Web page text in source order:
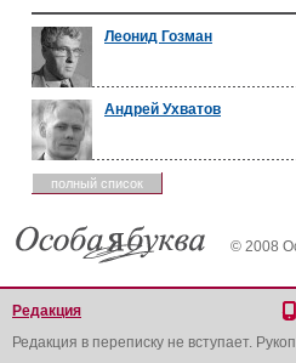
Леонид Гозман
Андрей Ухватов
полный список
© 2008
Редакция
Редакция в переписку не вступает.